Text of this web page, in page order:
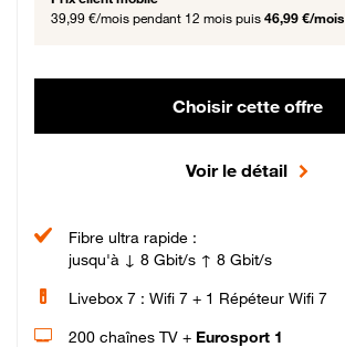
39,99 €/mois pendant 12 mois puis 46,99 €/mois
Choisir cette offre
Voir le détail
Fibre ultra rapide :
jusqu'à ↓ 8 Gbit/s ↑ 8 Gbit/s
Livebox 7 : Wifi 7 + 1 Répéteur Wifi 7
200 chaînes TV + Eurosport 1